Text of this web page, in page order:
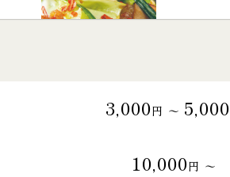
3,000円 〜 5,000
10,000円 〜